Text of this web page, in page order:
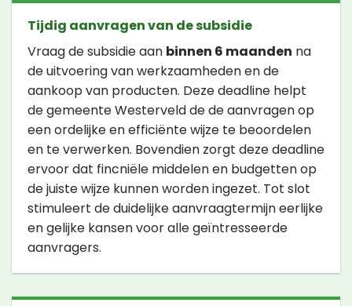
Tijdig aanvragen van de subsidie
Vraag de subsidie aan binnen 6 maanden na
de uitvoering van werkzaamheden en de
aankoop van producten. Deze deadline helpt
de gemeente Westerveld de de aanvragen op
een ordelijke en efficiënte wijze te beoordelen
en te verwerken. Bovendien zorgt deze deadline
ervoor dat fincniële middelen en budgetten op
de juiste wijze kunnen worden ingezet. Tot slot
stimuleert de duidelijke aanvraagtermijn eerlijke
en gelijke kansen voor alle geïntresseerde
aanvragers.